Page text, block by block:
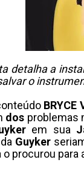
detalha a
o
BRYCE
dos problemas
em sua
Guyker
o procurou